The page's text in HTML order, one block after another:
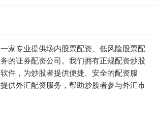
家专业提供场内股票配资、低风险股票配
的证券配资公司。我们拥有正规配资炒股
件，为炒股者提供便捷、安全的配资服
供外汇配资服务，帮助炒股者参与外汇市